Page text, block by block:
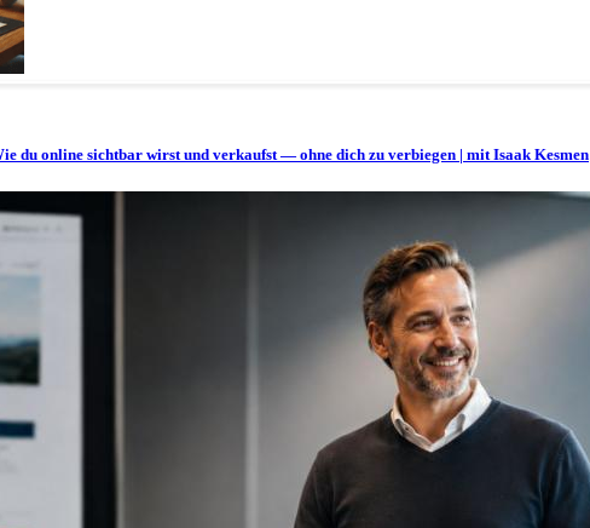
du online sichtbar wirst und verkaufst — ohne dich zu verbiegen | mit Isaak Kesmen